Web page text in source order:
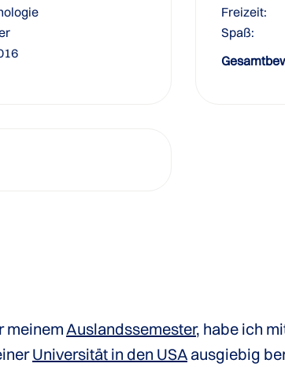
Freizeit:
Spaß:
meinemAuslandssemester, habe ich
Universität in den USA ausgiebig